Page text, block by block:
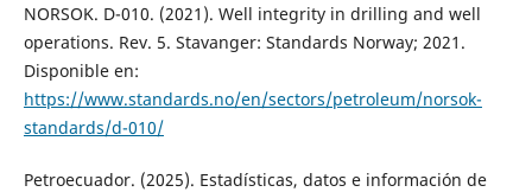
NORSOK. D-010. (2021). Well integrity in drilling and well
operations. Rev. 5. Stavanger: Standards Norway; 2021.
Disponible en:
https://www.standards.no/en/sectors/petroleum/norsok-
standards/d-010/
Petroecuador. (2025). Estadísticas, datos e información de